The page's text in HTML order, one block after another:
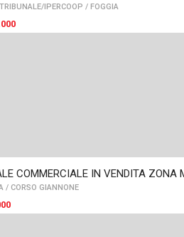
IPERCOOP / FOGGIA
COMMERCIALE IN VENDITA ZONA
/ CORSO GIANNONE